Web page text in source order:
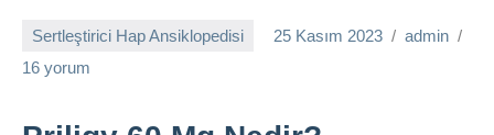
Sertleştirici Hap Ansiklopedisi 25 Kasım 2023
admin
16 yorum